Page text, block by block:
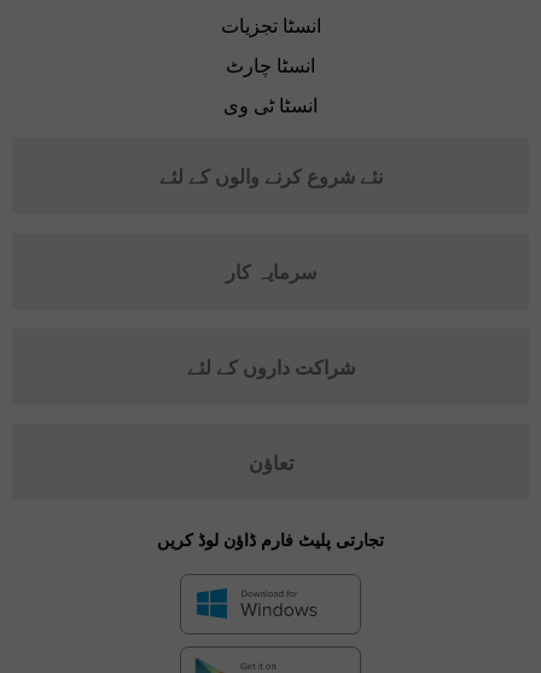
انسٹا تجزیات
انسٹا چارٹ
انسٹا ٹی وی
نئے شروع کرنے والوں کے لئے
سرمایہ کار
شراکت داروں کے لئے
تعاؤن
تجارتی پلیٹ فارم ڈاؤن لوڈ کریں